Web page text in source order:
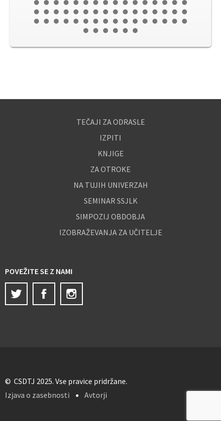
TEČAJI ZA ODRASLE
IZPITI
KNJIGE
ZA OTROKE
NA TUJIH UNIVERZAH
SEMINAR SSJLK
SIMPOZIJ OBDOBJA
IZOBRAŽEVANJA ZA UČITELJE
POVEŽITE SE Z NAMI
Twitter
Facebook
© CSDTJ 2025. Vse pravice pridržane.
Izjava o zasebnosti
Avtorji